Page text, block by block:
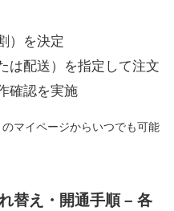
）を決定
は配送）を指定して注文
確認を実施
マイページからいつでも可能
替え・開通手順 – 各